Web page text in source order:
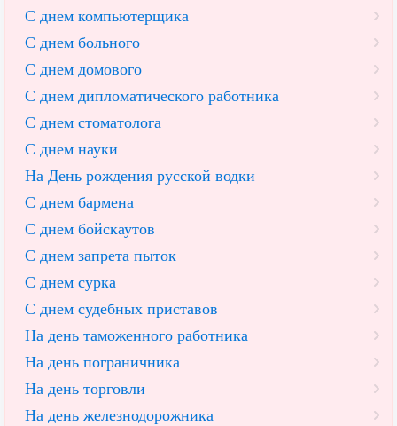
С днем компьютерщика
С днем больного
С днем домового
С днем дипломатического работника
С днем стоматолога
С днем науки
На День рождения русской водки
С днем бармена
С днем бойскаутов
С днем запрета пыток
С днем сурка
С днем судебных приставов
На день таможенного работника
На день пограничника
На день торговли
На день железнодорожника